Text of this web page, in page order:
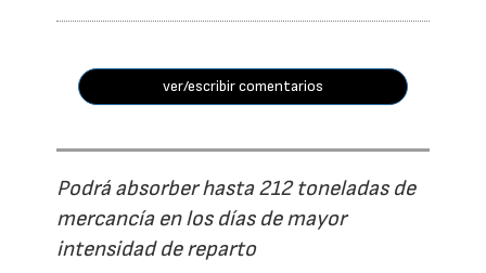
ver/escribir comentarios
Podrá absorber hasta 212 toneladas de
mercancía en los días de mayor
intensidad de reparto